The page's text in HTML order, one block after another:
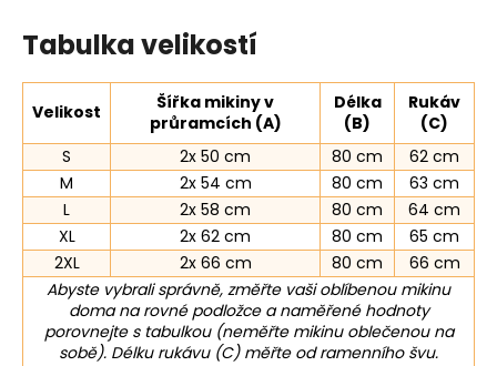
Tabulka velikostí
Velikost
Šířka mikiny v
průramcích (A)
Délka
(B)
Rukáv
(C)
S
2x 50 cm 80 cm
62 cm
M
2x 54 cm 80 cm
63 cm
L
2x 58 cm 80 cm
64 cm
XL
2x 62 cm 80 cm
65 cm
2XL
2x 66 cm 80 cm
66 cm
Abyste vybrali správně, změřte vaši oblíbenou mikinu
doma na rovné podložce a naměřené hodnoty
porovnejte s tabulkou (neměřte mikinu oblečenou na
sobě). Délku rukávu (C) měřte od ramenního švu.